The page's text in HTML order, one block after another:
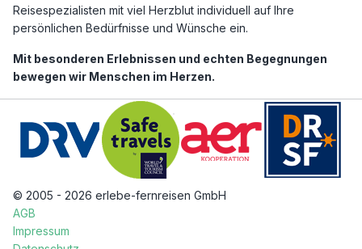
Reisespezialisten mit viel Herzblut individuell auf Ihre
persönlichen Bedürfnisse und Wünsche ein.
Mit besonderen Erlebnissen und echten Begegnungen
bewegen wir Menschen im Herzen.
© 2005 - 2026 erlebe-fernreisen GmbH
AGB
Impressum